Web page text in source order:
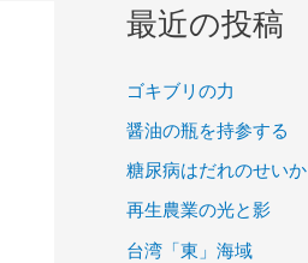
最近の投稿
ゴキブリの力
醤油の瓶を持参する
糖尿病はだれのせいか
再生農業の光と影
台湾「東」海域